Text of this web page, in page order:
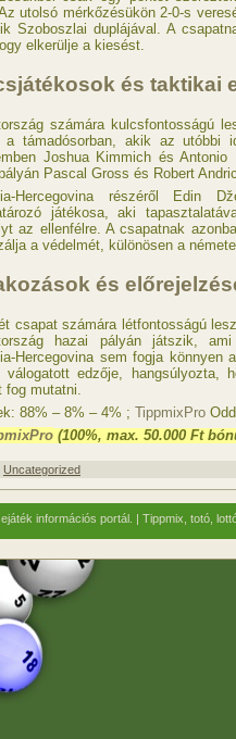
utolsó mérkőzésükön 2-0-s
Szoboszlai duplájával. A
elkerülje a kiesést.
és taktikai
számára kulcsfontosságú
a támadósorban, akik az utóbbi
Joshua Kimmich és
Pascal Gross és Robert
Hercegovina részéről Edin
játékosa, aki
az ellenfélre. A csapatnak
a védelmét, különösen a
és
csapat számára létfontosságú
hazai pályán játszik,
Hercegovina sem fogja könnyen
válogatott edzője, hangsúlyozta,
fog mutatni.
88% – 8% – 4% ; TippmixPro
(100%, max. 50.000 Ft
Uncategorized
információs portál. | Tippmix, totó,